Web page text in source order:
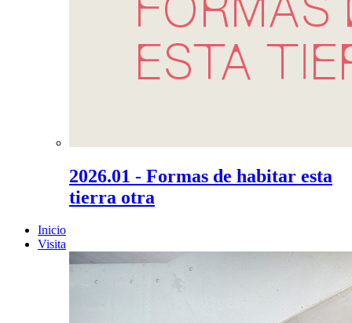
2026.01 - Formas de habitar esta
tierra otra
Inicio
Visita